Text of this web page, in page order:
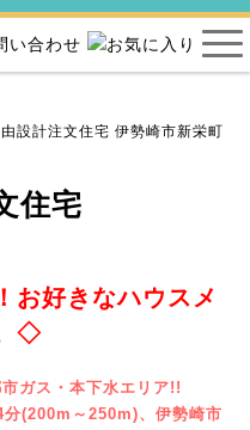
設計注文住宅 伊勢崎市新栄町
住宅
お好きなハウスメ
◇
ガス・本下水エリア!!
(200m～250m)、伊勢崎市